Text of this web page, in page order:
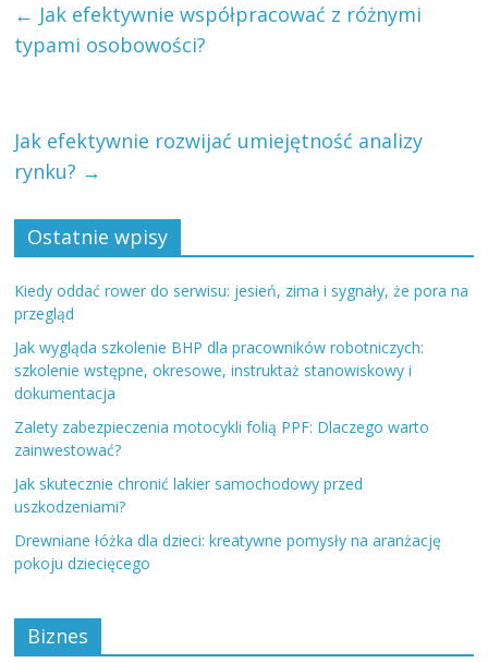
← Jak efektywnie współpracować z różnymi
typami osobowości?
Jak efektywnie rozwijać umiejętność analizy
rynku? →
Ostatnie wpisy
Kiedy oddać rower do serwisu: jesień, zima i sygnały, że pora na
przegląd
Jak wygląda szkolenie BHP dla pracowników robotniczych:
szkolenie wstępne, okresowe, instruktaż stanowiskowy i
dokumentacja
Zalety zabezpieczenia motocykli folią PPF: Dlaczego warto
zainwestować?
Jak skutecznie chronić lakier samochodowy przed
uszkodzeniami?
Drewniane łóżka dla dzieci: kreatywne pomysły na aranżację
pokoju dziecięcego
Biznes